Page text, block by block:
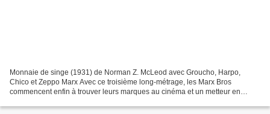
Monnaie de singe (1931) de Norman Z. McLeod avec Groucho, Harpo,
Chico et Zeppo Marx Avec ce troisième long-métrage, les Marx Bros
commencent enfin à trouver leurs marques au cinéma et un metteur en